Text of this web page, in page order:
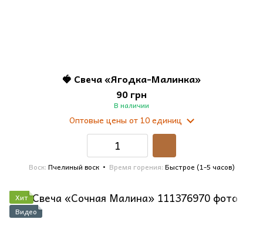
🍓 Свеча «Ягодка-Малинка»
90 грн
В наличии
Оптовые цены от 10 единиц
Воск Пчелиный воск Время горения Быстрое (1-5 часов)
Хит
Видео